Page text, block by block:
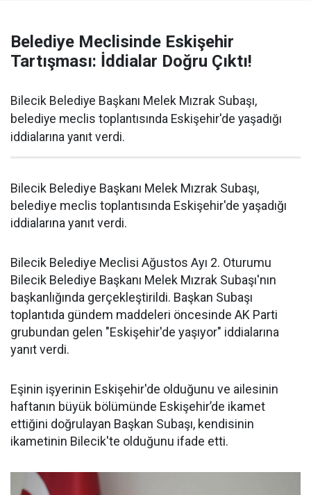
Belediye Meclisinde Eskişehir
Tartışması: İddialar Doğru Çıktı!
Bilecik Belediye Başkanı Melek Mızrak Subaşı,
belediye meclis toplantısında Eskişehir'de yaşadığı
iddialarına yanıt verdi.
Bilecik Belediye Başkanı Melek Mızrak Subaşı,
belediye meclis toplantısında Eskişehir'de yaşadığı
iddialarına yanıt verdi.
Bilecik Belediye Meclisi Ağustos Ayı 2. Oturumu
Bilecik Belediye Başkanı Melek Mızrak Subaşı'nın
başkanlığında gerçekleştirildi. Başkan Subaşı
toplantıda gündem maddeleri öncesinde AK Parti
grubundan gelen "Eskişehir'de yaşıyor" iddialarına
yanıt verdi.
Eşinin işyerinin Eskişehir'de olduğunu ve ailesinin
haftanın büyük bölümünde Eskişehir’de ikamet
ettiğini doğrulayan Başkan Subaşı, kendisinin
ikametinin Bilecik'te olduğunu ifade etti.